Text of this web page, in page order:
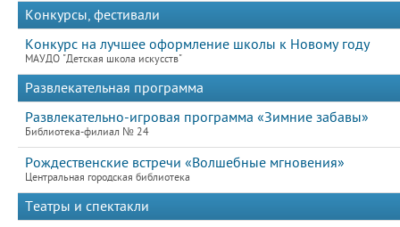
Конкурсы, фестивали
Конкурс на лучшее оформление школы к Новому году
МАУДО "Детская школа искусств"
Развлекательная программа
Развлекательно-игровая программа «Зимние забавы»
Библиотека-филиал № 24
Рождественские встречи «Волшебные мгновения»
Центральная городская библиотека
Театры и спектакли